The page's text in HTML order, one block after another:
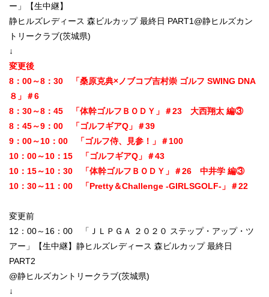
ー」【生中継】
静ヒルズレディース 森ビルカップ 最終日 PART1@静ヒルズカン
トリークラブ(茨城県)
↓
変更後
8：00～8：30 「桑原克典×ノブコブ吉村崇 ゴルフ SWING DNA
８」＃6
8：30～8：45 「体幹ゴルフＢＯＤＹ」＃23 大西翔太 編③
8：45～9：00 「ゴルフギアQ」＃39
9：00～10：00 「ゴルフ侍、見参！」＃100
10：00～10：15 「ゴルフギアQ」＃43
10：15～10：30 「体幹ゴルフＢＯＤＹ」＃26 中井学 編③
10：30～11：00 「Pretty＆Challenge -GIRLSGOLF-」＃22
変更前
12：00～16：00 「ＪＬＰＧＡ ２０２０ ステップ・アップ・ツ
アー」【生中継】静ヒルズレディース 森ビルカップ 最終日
PART2
@静ヒルズカントリークラブ(茨城県)
↓